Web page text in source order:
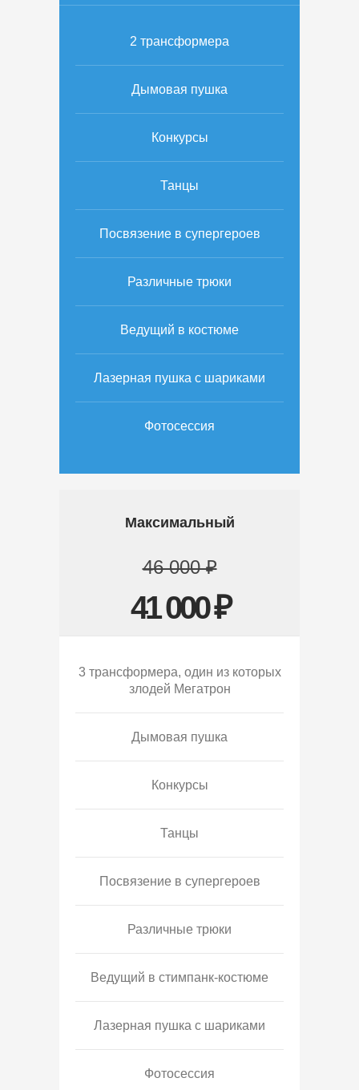
2 трансформера
Дымовая пушка
Конкурсы
Танцы
Посвязение в супергероев
Различные трюки
Ведущий в костюме
Лазерная пушка с шариками
Фотосессия
Максимальный
46 000 ₽
41 000 ₽
3 трансформера, один из которых
злодей Мегатрон
Дымовая пушка
Конкурсы
Танцы
Посвязение в супергероев
Различные трюки
Ведущий в стимпанк-костюме
Лазерная пушка с шариками
Фотосессия